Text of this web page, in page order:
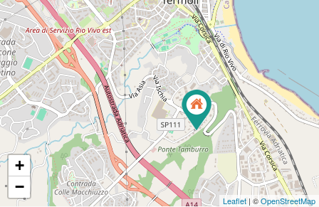
+
−
Leaflet | ©OpenStreetMap